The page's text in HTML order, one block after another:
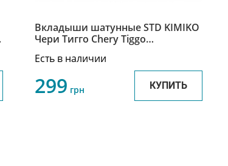
Вкладыши шатунные STD KIMIKO
Чери Тигго Chery Tiggo
Есть в наличии
299 грн КУПИТЬ